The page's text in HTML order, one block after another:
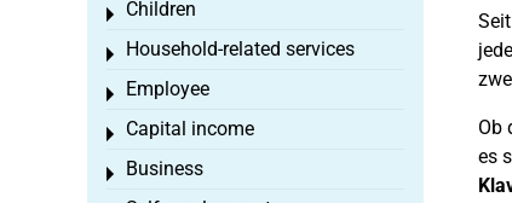
Ob
es
Children
Toggle menu
Household-related services
Toggle menu
Employee
Toggle menu
Capital income
Toggle menu
Business
Toggle menu